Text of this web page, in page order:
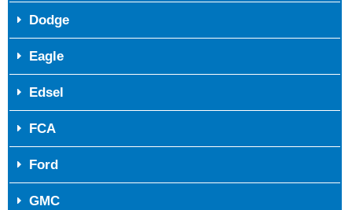
Dodge
Eagle
Edsel
FCA
Ford
GMC